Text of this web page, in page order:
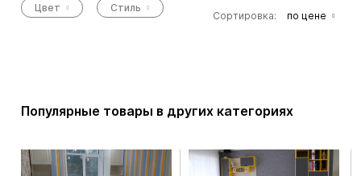
Цвет Стиль
Сортировка: по цене
Популярные товары в других категориях